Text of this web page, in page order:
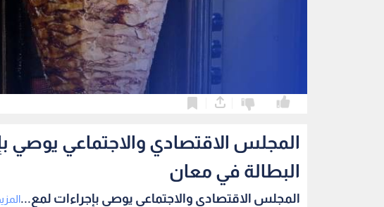
المجلس الاقتصادي والاجتماعي يوصي
البطالة في معان
المجلس الاقتصادي والاجتماعي يوصي بإجراءات لمع...